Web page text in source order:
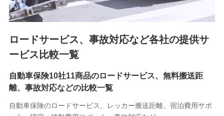
続き業務、取引管理業務、およびこれらに準ずる業務の遂行
のため
9.お問い合わせ情報
各種お問い合わせに対応するため
10.受託業務の 個人情報
受託業務の遂行およびこれらに準ずる業務の遂行のため
ロードサービス、事故対応など各社の提供サ
ービス比較一覧
自動車保険10社11商品のロードサービス、無料搬送距
離、事故対応などの比較一覧
自動車保険のロードサービス、レッカー搬送距離、宿泊費用サポ